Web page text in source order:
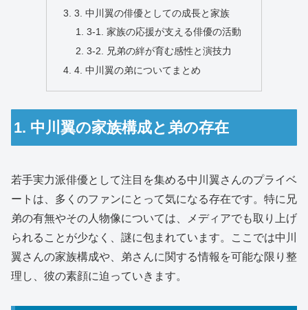
3. 中川翼の俳優としての成長と家族
3-1. 家族の応援が支える俳優の活動
3-2. 兄弟の絆が育む感性と演技力
4. 中川翼の弟についてまとめ
1. 中川翼の家族構成と弟の存在
若手実力派俳優として注目を集める中川翼さんのプライベ
ートは、多くのファンにとって気になる存在です。特に兄
弟の有無やその人物像については、メディアでも取り上げ
られることが少なく、謎に包まれています。ここでは中川
翼さんの家族構成や、弟さんに関する情報を可能な限り整
理し、彼の素顔に迫っていきます。